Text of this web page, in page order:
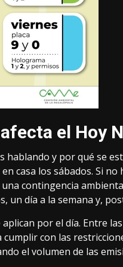
el Hoy
hablando y por qué se
casa los sábados. Si
contingencia
un día a la semana y,
por el día. Entre las
con las
el volumen de las